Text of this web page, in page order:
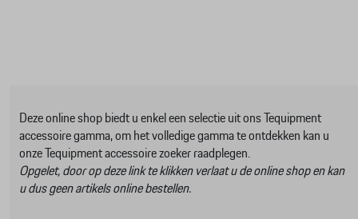
Deze online shop biedt u enkel een selectie uit ons Tequipment
accessoire gamma, om het volledige gamma te ontdekken kan u
onze Tequipment accessoire zoeker raadplegen.
Opgelet, door op deze link te klikken verlaat u de online shop en kan
u dus geen artikels online bestellen.